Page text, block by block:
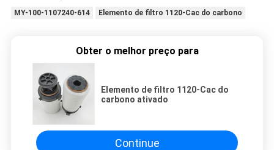
MY-100-1107240-614 Elemento de filtro 1120-Cac do carbono
Obter o melhor preço para
Elemento de filtro 1120-Cac do
carbono ativado
Continue